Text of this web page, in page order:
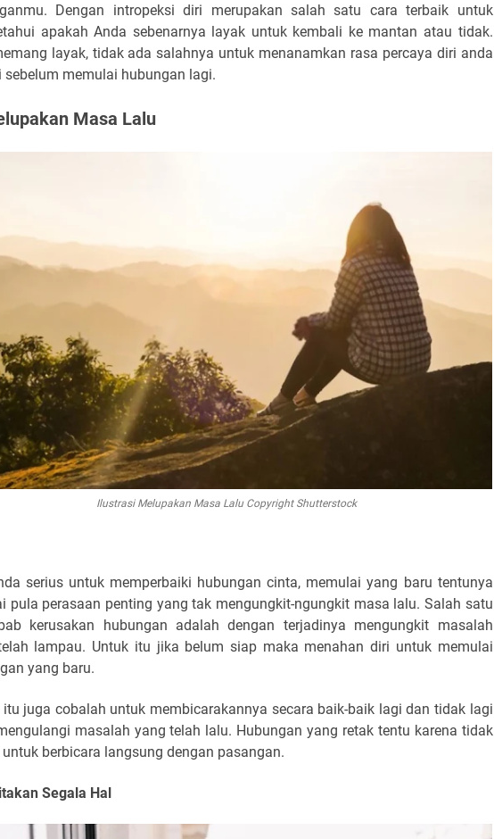
Dengan intropeksi diri merupakan salah satu cara terbaik untuk
apakah Anda sebenarnya layak untuk kembali ke mantan atau tidak.
layak, tidak ada salahnya untuk menanamkan rasa percaya diri anda
sebelum memulai hubungan lagi.
Masa Lalu
Ilustrasi Melupakan Masa Lalu Copyright Shutterstock
serius untuk memperbaiki hubungan cinta, memulai yang baru tentunya
pula perasaan penting yang tak mengungkit-ngungkit masa lalu. Salah satu
kerusakan hubungan adalah dengan terjadinya mengungkit masalah
lampau. Untuk itu jika belum siap maka menahan diri untuk memulai
yang baru.
itu juga cobalah untuk membicarakannya secara baik-baik lagi dan tidak lagi
masalah yang telah lalu. Hubungan yang retak tentu karena tidak
untuk berbicara langsung dengan pasangan.
Segala Hal